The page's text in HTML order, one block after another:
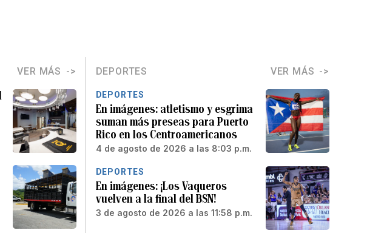
VER MÁS DEPORTES VER MÁS
DEPORTES
En imágenes: atletismo y esgrima
suman más preseas para Puerto
Rico en los Centroamericanos
4 de agosto de 2026 a las 8:03 p.m.
DEPORTES
En imágenes: ¡Los Vaqueros
vuelven a la final del BSN!
3 de agosto de 2026 a las 11:58 p.m.